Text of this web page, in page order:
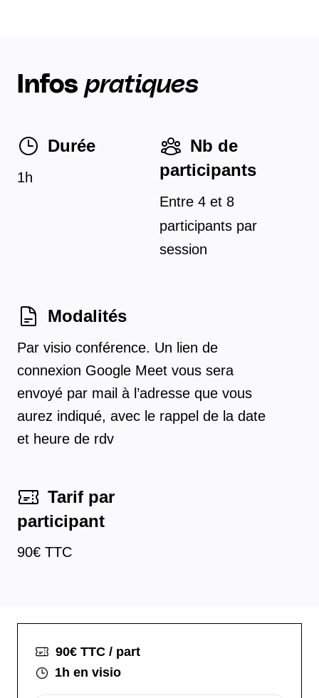
Infos pratiques
Durée
1h
Nb de
participants
Entre 4 et 8
participants par
session
Modalités
Par visio conférence. Un lien de
connexion Google Meet vous sera
envoyé par mail à l’adresse que vous
aurez indiqué, avec le rappel de la date
et heure de rdv
Tarif par
participant
90€ TTC
90€ TTC / part
1h en visio